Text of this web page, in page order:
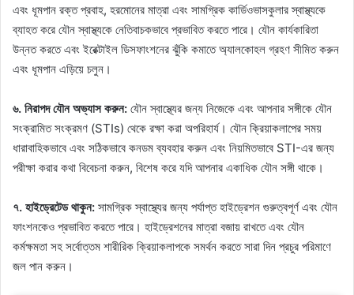
এবং ধূমপান রক্ত ​​​​প্রবাহ, হরমোনের মাত্রা এবং সামগ্রিক কার্ডিওভাসকুলার স্বাস্থ্যকে
ব্যাহত করে যৌন স্বাস্থ্যকে নেতিবাচকভাবে প্রভাবিত করতে পারে। যৌন কার্যকারিতা
উন্নত করতে এবং ইরেক্টাইল ডিসফাংশনের ঝুঁকি কমাতে অ্যালকোহল গ্রহণ সীমিত করুন
এবং ধূমপান এড়িয়ে চলুন।
৬. নিরাপদ যৌন অভ্যাস করুন: যৌন স্বাস্থ্যের জন্য নিজেকে এবং আপনার সঙ্গীকে যৌন
সংক্রামিত সংক্রমণ (STIs) থেকে রক্ষা করা অপরিহার্য। যৌন ক্রিয়াকলাপের সময়
ধারাবাহিকভাবে এবং সঠিকভাবে কনডম ব্যবহার করুন এবং নিয়মিতভাবে STI-এর জন্য
পরীক্ষা করার কথা বিবেচনা করুন, বিশেষ করে যদি আপনার একাধিক যৌন সঙ্গী থাকে।
৭. হাইড্রেটেড থাকুন: সামগ্রিক স্বাস্থ্যের জন্য পর্যাপ্ত হাইড্রেশন গুরুত্বপূর্ণ এবং যৌন
ফাংশনকেও প্রভাবিত করতে পারে। হাইড্রেশনের মাত্রা বজায় রাখতে এবং যৌন
কর্মক্ষমতা সহ সর্বোত্তম শারীরিক ক্রিয়াকলাপকে সমর্থন করতে সারা দিন প্রচুর পরিমাণে
জল পান করুন।